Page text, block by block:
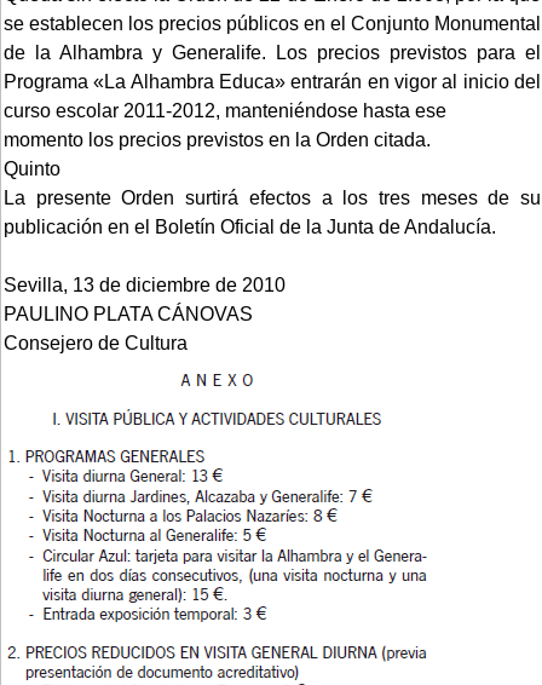
se establecen los precios públicos en el Conjunto Monumental
de la Alhambra y Generalife. Los precios previstos para el
Programa «La Alhambra Educa» entrarán en vigor al inicio del
curso escolar 2011-2012, manteniéndose hasta ese
momento los precios previstos en la Orden citada.
Quinto
La presente Orden surtirá efectos a los tres meses de su
publicación en el Boletín Oficial de la Junta de Andalucía.
Sevilla, 13 de diciembre de 2010
PAULINO PLATA CÁNOVAS
Consejero de Cultura